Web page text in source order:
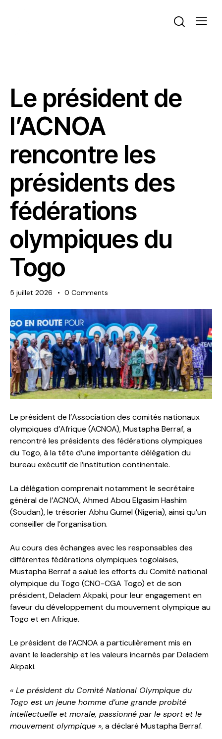
Le président de
l’ACNOA
rencontre les
présidents des
fédérations
olympiques du
Togo
5 juillet 2026 0 Comments
Le président de l’Association des comités nationaux
olympiques d’Afrique (ACNOA), Mustapha Berraf, a
rencontré les présidents des fédérations olympiques
du Togo, à la tête d’une importante délégation du
bureau exécutif de l’institution continentale.
La délégation comprenait notamment le secrétaire
général de l’ACNOA, Ahmed Abou Elgasim Hashim
(Soudan), le trésorier Abhu Gumel (Nigeria), ainsi qu’un
conseiller de l’organisation.
Au cours des échanges avec les responsables des
différentes fédérations olympiques togolaises,
Mustapha Berraf a salué les efforts du Comité national
olympique du Togo (CNO-CGA Togo) et de son
président, Deladem Akpaki, pour leur engagement en
faveur du développement du mouvement olympique au
Togo et en Afrique.
Le président de l’ACNOA a particulièrement mis en
avant le leadership et les valeurs incarnés par Deladem
Akpaki.
« Le président du Comité National Olympique du
Togo est un jeune homme d’une grande probité
intellectuelle et morale, passionné par le sport et le
mouvement olympique », a déclaré Mustapha Berraf.